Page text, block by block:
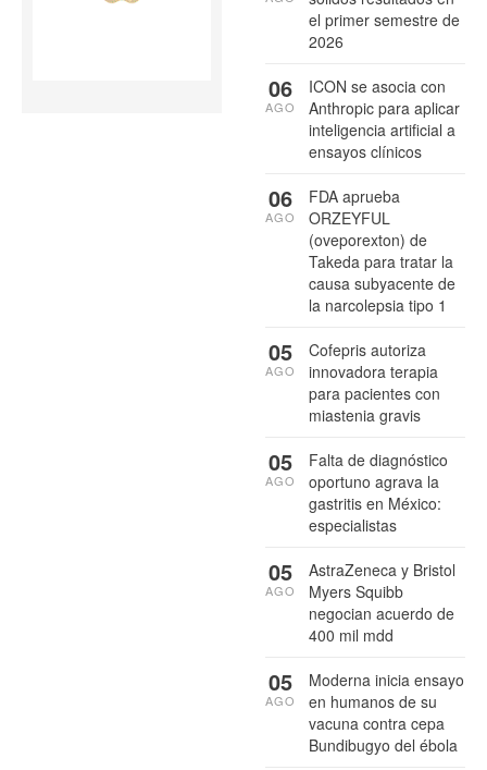
el primer semestre de
2026
ICON se asocia con
Anthropic para aplicar
inteligencia artificial a
ensayos clínicos
06
AGO
FDA aprueba
ORZEYFUL
(oveporexton) de
Takeda para tratar la
causa subyacente de
la narcolepsia tipo 1
06
AGO
Cofepris autoriza
innovadora terapia
para pacientes con
miastenia gravis
05
AGO
Falta de diagnóstico
oportuno agrava la
gastritis en México:
especialistas
05
AGO
AstraZeneca y Bristol
Myers Squibb
negocian acuerdo de
400 mil mdd
05
AGO
Moderna inicia ensayo
en humanos de su
vacuna contra cepa
Bundibugyo del ébola
05
AGO